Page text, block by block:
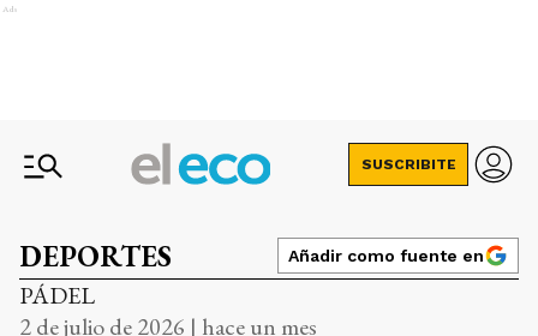
Ads
SUSCRIBITE
DEPORTES Añadir como fuente en
PÁDEL
2 de julio de 2026 | hace un mes